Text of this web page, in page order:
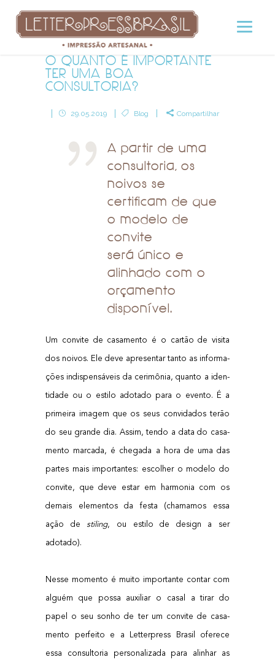
O QUANTO É IMPORTANTE
TER UMA BOA
CONSULTORIA?
29.05.2019 Blog Compartilhar
A partir de uma
consultoria, os
noivos se
certificam de que
o modelo de
convite
será único e
alinhado com o
orçamento
disponível.
Um con­vi­te de casa­men­to é o car­tão de visi­ta
dos noi­vos. Ele deve apre­sen­tar tan­to as infor­ma­
ções indis­pen­sá­veis da cerimô­nia, quan­to a iden­
ti­da­de ou o esti­lo ado­ta­do para o even­to. É a
pri­mei­ra ima­gem que os seus con­vi­da­dos terão
do seu gran­de dia. Assim, ten­do a data do casa­
men­to mar­ca­da, é che­ga­da a hora de uma das
par­tes mais impor­tan­tes: esco­lher o mode­lo do
con­vi­te, que deve estar em har­mo­nia com os
demais ele­men­tos da fes­ta (cha­ma­mos essa
ação de sti­ling, ou esti­lo de design a ser
adotado).
Nes­se momen­to é mui­to impor­tan­te con­tar com
alguém que pos­sa auxi­li­ar o casal a tirar do
papel o seu sonho de ter um con­vi­te de casa­
men­to per­fei­to e a Let­ter­press Bra­sil ofe­re­ce
essa con­sul­to­ria per­so­na­li­za­da para ali­nhar as